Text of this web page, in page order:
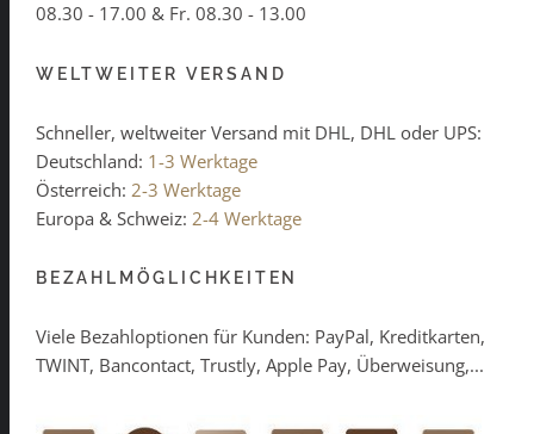
08.30 - 17.00 & Fr. 08.30 - 13.00
WELTWEITER VERSAND
Schneller, weltweiter Versand mit DHL, DHL oder UPS:
Deutschland: 1-3 Werktage
Österreich: 2-3 Werktage
Europa & Schweiz: 2-4 Werktage
BEZAHLMÖGLICHKEITEN
Viele Bezahloptionen für Kunden: PayPal, Kreditkarten,
TWINT, Bancontact, Trustly, Apple Pay, Überweisung,...